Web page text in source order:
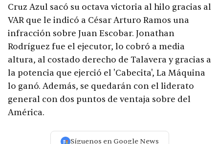
Cruz Azul sacó su octava victoria al hilo gracias al
VAR que le indicó a César Arturo Ramos una
infracción sobre Juan Escobar. Jonathan
Rodríguez fue el ejecutor, lo cobró a media
altura, al costado derecho de Talavera y gracias a
la potencia que ejerció el 'Cabecita', La Máquina
lo ganó. Además, se quedarán con el liderato
general con dos puntos de ventaja sobre del
América.
Síguenos en Google News